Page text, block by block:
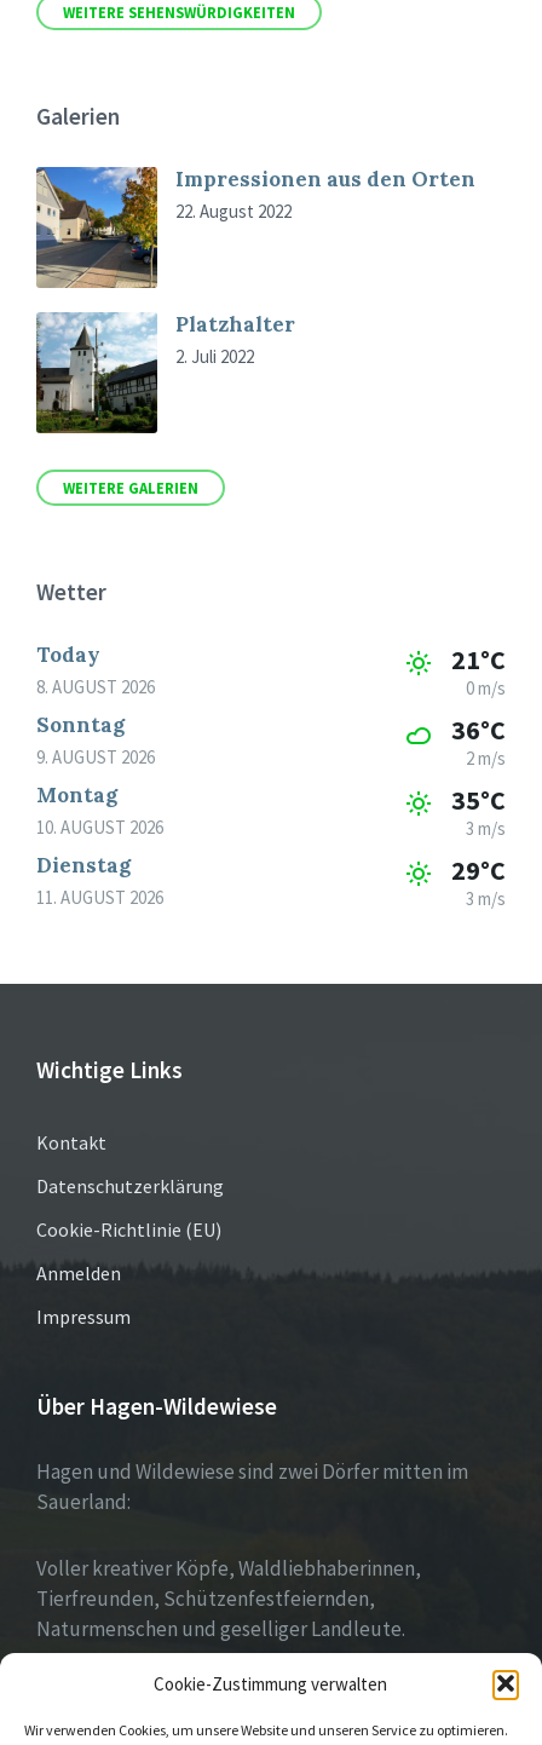
Cookie-Zustimmung verwalten
Wir verwenden Cookies, um unsere Website und unseren Service zu optimieren.
WEITERE SEHENSWÜRDIGKEITEN
Galerien
Impressionen aus den Orten
22. August 2022
Platzhalter
2. Juli 2022
WEITERE GALERIEN
Wetter
Today
8. AUGUST 2026
21°C
0 m/s
Sonntag
9. AUGUST 2026
36°C
2 m/s
Montag
10. AUGUST 2026
35°C
3 m/s
Dienstag
11. AUGUST 2026
29°C
3 m/s
Wichtige Links
Kontakt
Datenschutzerklärung
Cookie-Richtlinie (EU)
Anmelden
Impressum
Über Hagen-Wildewiese
Hagen und Wildewiese sind zwei Dörfer mitten im
Sauerland:
Voller kreativer Köpfe, Waldliebhaberinnen,
Tierfreunden, Schützenfestfeiernden,
Naturmenschen und geselliger Landleute.
Wir leben Gemeinschaft!